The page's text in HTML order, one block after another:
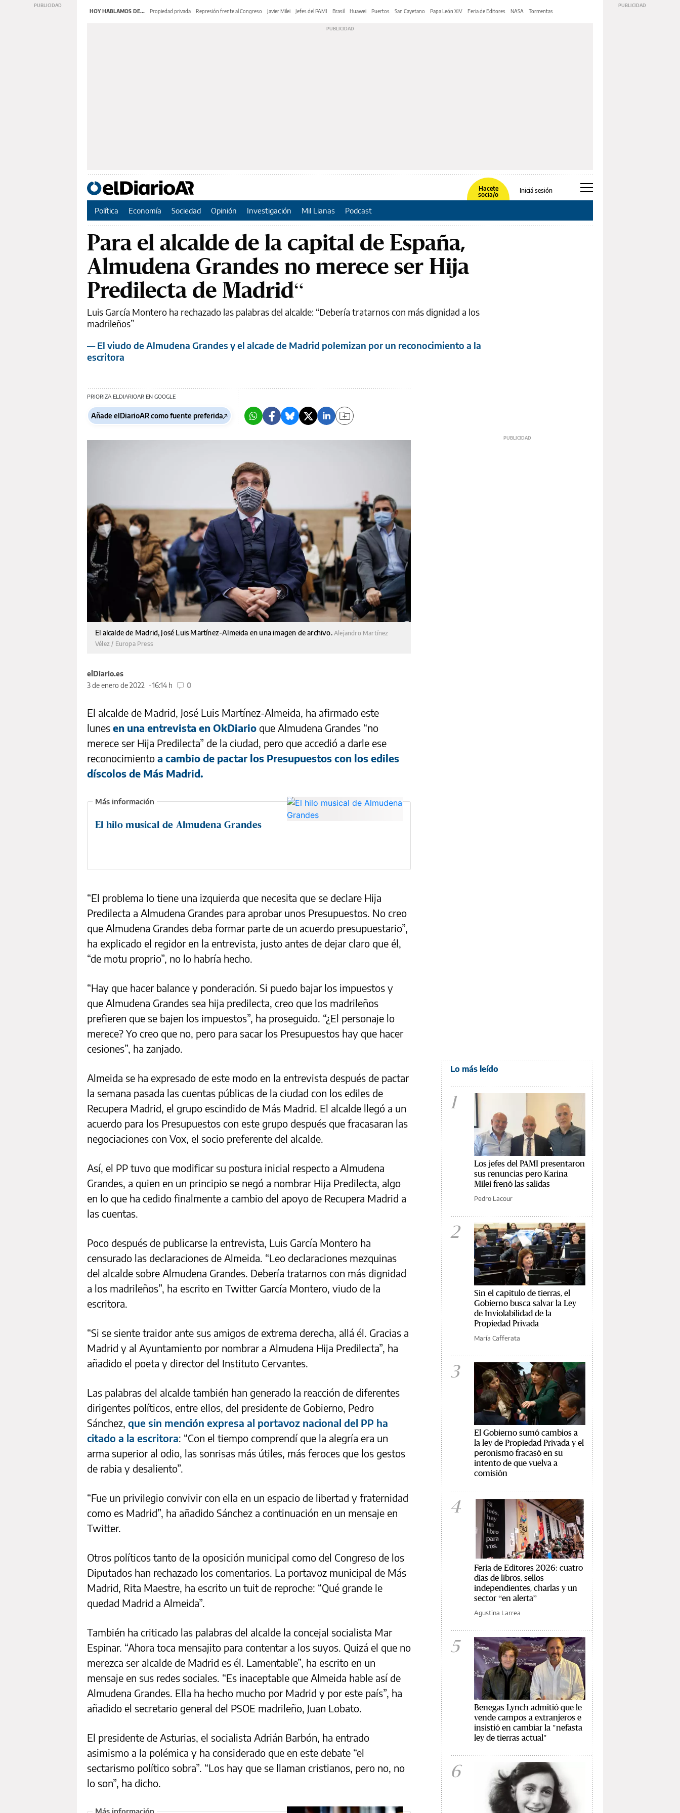
HOY HABLAMOS DE... Propiedad privada Represión frente al Congreso Javier Milei Jefes del PAMI Brasil Huawei Puertos San Cayetano Papa León XIV Feria de Editores NASA Tormentas
Hacete
socia/o
Iniciá sesión
Política Economía Sociedad Opinión Investigación Mil Lianas Podcast
Para el alcalde de la capital de España,
Almudena Grandes no merece ser Hija
Predilecta de Madrid“
Luis García Montero ha rechazado las palabras del alcalde: “Debería tratarnos con más dignidad a los
madrileños”
— El viudo de Almudena Grandes y el alcade de Madrid polemizan por un reconocimiento a la
escritora
PRIORIZA ELDIARIOAR EN GOOGLE
Añade elDiarioAR como fuente preferida
El alcalde de Madrid, José Luis Martínez-Almeida en una imagen de archivo. Alejandro Martínez
Vélez / Europa Press
elDiario.es
3 de enero de 2022
16:14 h 0
El alcalde de Madrid, José Luis Martínez-Almeida, ha afirmado este
lunes en una entrevista en OkDiario que Almudena Grandes “no
merece ser Hija Predilecta” de la ciudad, pero que accedió a darle ese
reconocimiento a cambio de pactar los Presupuestos con los ediles
díscolos de Más Madrid.
El hilo musical de Almudena Grandes
“El problema lo tiene una izquierda que necesita que se declare Hija
Predilecta a Almudena Grandes para aprobar unos Presupuestos. No creo
que Almudena Grandes deba formar parte de un acuerdo presupuestario”,
ha explicado el regidor en la entrevista, justo antes de dejar claro que él,
“de motu proprio”, no lo habría hecho.
“Hay que hacer balance y ponderación. Si puedo bajar los impuestos y
que Almudena Grandes sea hija predilecta, creo que los madrileños
prefieren que se bajen los impuestos”, ha proseguido. “¿El personaje lo
merece? Yo creo que no, pero para sacar los Presupuestos hay que hacer
cesiones”, ha zanjado.
Almeida se ha expresado de este modo en la entrevista después de pactar
la semana pasada las cuentas públicas de la ciudad con los ediles de
Recupera Madrid, el grupo escindido de Más Madrid. El alcalde llegó a un
acuerdo para los Presupuestos con este grupo después que fracasaran las
negociaciones con Vox, el socio preferente del alcalde.
Así, el PP tuvo que modificar su postura inicial respecto a Almudena
Grandes, a quien en un principio se negó a nombrar Hija Predilecta, algo
en lo que ha cedido finalmente a cambio del apoyo de Recupera Madrid a
las cuentas.
Poco después de publicarse la entrevista, Luis García Montero ha
censurado las declaraciones de Almeida. “Leo declaraciones mezquinas
del alcalde sobre Almudena Grandes. Debería tratarnos con más dignidad
a los madrileños”, ha escrito en Twitter García Montero, viudo de la
escritora.
“Si se siente traidor ante sus amigos de extrema derecha, allá él. Gracias a
Madrid y al Ayuntamiento por nombrar a Almudena Hija Predilecta”, ha
añadido el poeta y director del Instituto Cervantes.
Las palabras del alcalde también han generado la reacción de diferentes
dirigentes políticos, entre ellos, del presidente de Gobierno, Pedro
Sánchez, que sin mención expresa al portavoz nacional del PP ha
citado a la escritora: “Con el tiempo comprendí que la alegría era un
arma superior al odio, las sonrisas más útiles, más feroces que los gestos
de rabia y desaliento”.
“Fue un privilegio convivir con ella en un espacio de libertad y fraternidad
como es Madrid”, ha añadido Sánchez a continuación en un mensaje en
Twitter.
Otros políticos tanto de la oposición municipal como del Congreso de los
Diputados han rechazado los comentarios. La portavoz municipal de Más
Madrid, Rita Maestre, ha escrito un tuit de reproche: “Qué grande le
quedad Madrid a Almeida”.
También ha criticado las palabras del alcalde la concejal socialista Mar
Espinar. “Ahora toca mensajito para contentar a los suyos. Quizá el que no
merezca ser alcalde de Madrid es él. Lamentable”, ha escrito en un
mensaje en sus redes sociales. “Es inaceptable que Almeida hable así de
Almudena Grandes. Ella ha hecho mucho por Madrid y por este país”, ha
añadido el secretario general del PSOE madrileño, Juan Lobato.
El presidente de Asturias, el socialista Adrián Barbón, ha entrado
asimismo a la polémica y ha considerado que en este debate “el
sectarismo político sobra”. “Los hay que se llaman cristianos, pero no, no
lo son”, ha dicho.
Lo más leído
1
Los jefes del PAMI presentaron
sus renuncias pero Karina
Milei frenó las salidas
Pedro Lacour
2
Sin el capítulo de tierras, el
Gobierno busca salvar la Ley
de Inviolabilidad de la
Propiedad Privada
María Cafferata
3
El Gobierno sumó cambios a
la ley de Propiedad Privada y el
peronismo fracasó en su
intento de que vuelva a
comisión
4
Feria de Editores 2026: cuatro
días de libros, sellos
independientes, charlas y un
sector “en alerta”
Agustina Larrea
5
Benegas Lynch admitió que le
vende campos a extranjeros e
insistió en cambiar la "nefasta
ley de tierras actual"
6